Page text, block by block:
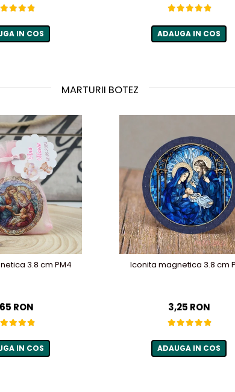
IN COS ADAUGA IN COS
MARTURII BOTEZ
3.8 cm PM4
RON
IN COS
Iconita magnetica 3.8 cm
3,25 RON
ADAUGA IN COS